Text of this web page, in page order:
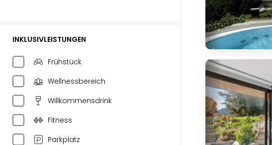
INKLUSIVLEISTUNGEN
Frühstück
Wellnessbereich
Willkommensdrink
Fitness
Parkplatz